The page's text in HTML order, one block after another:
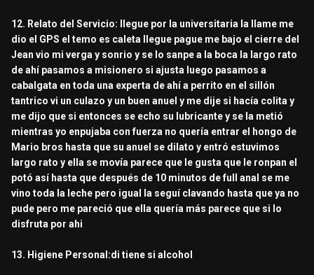
12. Relato del Servicio: llegue por la universitaria la llame me
dio el GPS el temo es caleta llegue pague me bajo el cierre del
Jean vio mi verga y sonrio y se lo sanpe a la boca la largo rato
de ahí pasamos a misionero si ajusta luego pasamos a
cabalgata en toda una experta de ahí a perrito en el sillón
tantrico vi un culazo y un buen anuel y me dije si hacía colita y
me dijo que si entonces se echo su lubricante y se la metió
mientras yo enpujaba con fuerza no quería entrar el hongo de
Mario bros hasta que su anuel se dilato y entró estuvimos
largo rato y ella se movía parece que le gusta que le ronpan el
potó así hasta que después de 10 minutos de full anal se me
vino toda la leche pero igual la seguí clavando hasta que ya no
pude pero me pareció que ella quería más parece que si lo
disfruta por ahi
13. Higiene Personal:di tiene si alcohol